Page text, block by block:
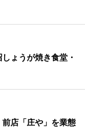
ょうが焼き食堂・
店「庄や」を業態